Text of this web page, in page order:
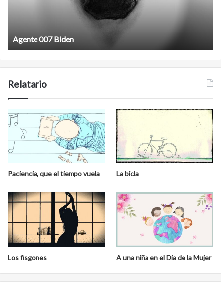
Biden Film
Relatario
Paciencia, que el tiempo vuela La bicla
Los fisgones A una niña en el Día de la Mujer